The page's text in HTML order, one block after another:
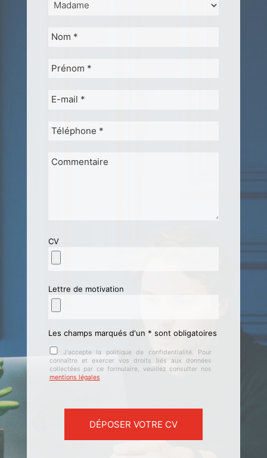
CV
Lettre de motivation
Les champs marqués d'un * sont obligatoires
J'accepte la politique de confidentialité. Pour
connaître et exercer vos droits liés aux données
collectées par ce formulaire, veuillez consulter nos
mentions légales
Veuillez laisser ce champ vide.